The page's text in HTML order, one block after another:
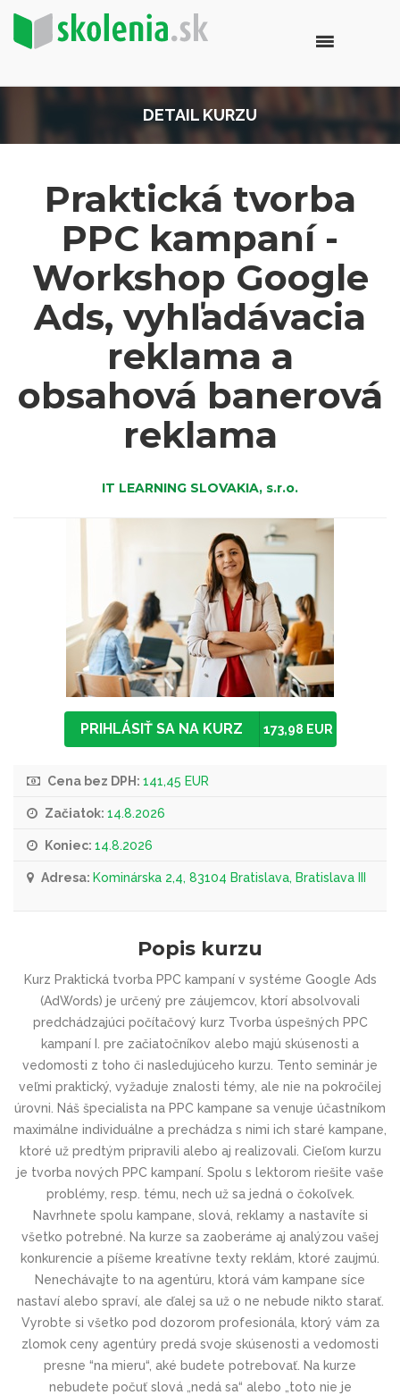
DETAIL KURZU
Praktická tvorba
PPC kampaní -
Workshop Google
Ads, vyhľadávacia
reklama a
obsahová banerová
reklama
IT LEARNING SLOVAKIA, s.r.o.
PRIHLÁSIŤ SA NA KURZ 173,98 EUR
Cena bez DPH: 141,45 EUR
Začiatok: 14.8.2026
Koniec: 14.8.2026
Adresa: Kominárska 2,4, 83104 Bratislava, Bratislava III
Popis kurzu
Kurz Praktická tvorba PPC kampaní v systéme Google Ads
(AdWords) je určený pre záujemcov, ktorí absolvovali
predchádzajúci počítačový kurz Tvorba úspešných PPC
kampaní I. pre začiatočníkov alebo majú skúsenosti a
vedomosti z toho či nasledujúceho kurzu. Tento seminár je
veľmi praktický, vyžaduje znalosti témy, ale nie na pokročilej
úrovni. Náš špecialista na PPC kampane sa venuje účastníkom
maximálne individuálne a prechádza s nimi ich staré kampane,
ktoré už predtým pripravili alebo aj realizovali. Cieľom kurzu
je tvorba nových PPC kampaní. Spolu s lektorom riešite vaše
problémy, resp. tému, nech už sa jedná o čokoľvek.
Navrhnete spolu kampane, slová, reklamy a nastavíte si
všetko potrebné. Na kurze sa zaoberáme aj analýzou vašej
konkurencie a píšeme kreatívne texty reklám, ktoré zaujmú.
Nenechávajte to na agentúru, ktorá vám kampane síce
nastaví alebo spraví, ale ďalej sa už o ne nebude nikto starať.
Vyrobte si všetko pod dozorom profesionála, ktorý vám za
zlomok ceny agentúry predá svoje skúsenosti a vedomosti
presne “na mieru“, aké budete potrebovať. Na kurze
nebudete počuť slová „nedá sa“ alebo „toto nie je